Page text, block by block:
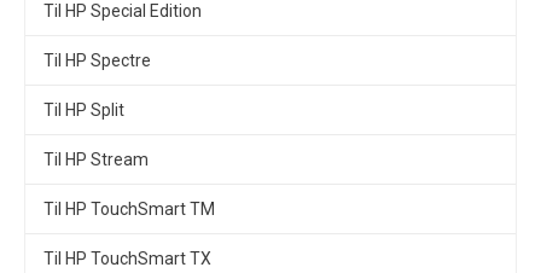
Til HP Special Edition
Til HP Spectre
Til HP Split
Til HP Stream
Til HP TouchSmart TM
Til HP TouchSmart TX